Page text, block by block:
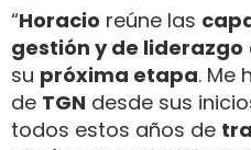
“Horacio reúne las
gestión y de liderazgo
su próxima etapa. Me
de TGN desde sus
todos estos años de